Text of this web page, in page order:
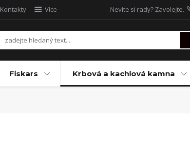
Kontakty Více Nevíte si rady? Zavolejte.
Fiskars Krbová a kachlová kamna